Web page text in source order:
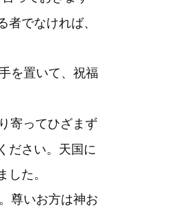
でなければ、
を置いて、祝福
寄ってひざまず
ださい。天国に
た。
尊いお方は神お